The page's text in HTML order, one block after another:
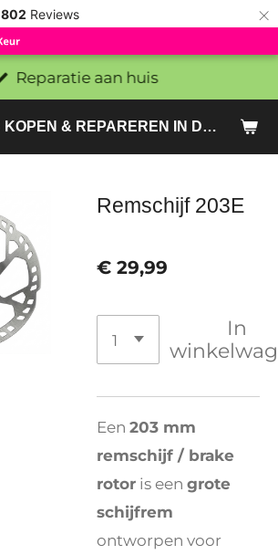
802 Reviews ×
FATBIKES KOPEN & REPAREREN IN DEN HAAG EN ZOETERMEER - SACHE BIKES
Reparatie aan huis
Remschijf 203E
€ 29,99
In
Een 203 mm
remschijf / brake
rotor is een grote
schijfrem
ontworpen voor